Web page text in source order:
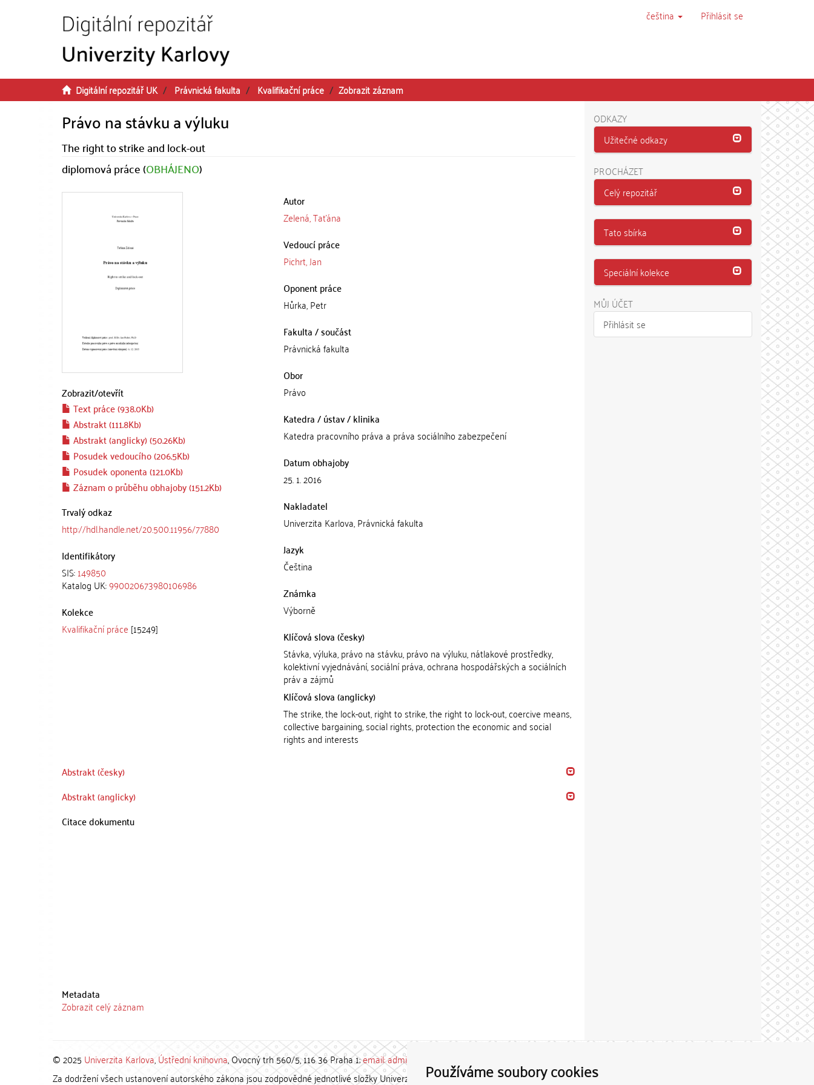
Používáme soubory cookies
čeština Přihlásit se
Digitální repozitář UK Právnická fakulta Kvalifikační práce Zobrazit záznam
Právo na stávku a výluku
The right to strike and lock-out
diplomová práce (OBHÁJENO)
Zobrazit/otevřít
Text práce (938.0Kb)
Abstrakt (111.8Kb)
Abstrakt (anglicky) (50.26Kb)
Posudek vedoucího (206.5Kb)
Posudek oponenta (121.0Kb)
Záznam o průběhu obhajoby (151.2Kb)
Trvalý odkaz
http://hdl.handle.net/20.500.11956/77880
Identifikátory
SIS:149850
Katalog UK:990020673980106986
Kolekce
Kvalifikační práce [15249]
Autor
Zelená, Taťána
Vedoucí práce
Pichrt, Jan
Oponent práce
Hůrka, Petr
Fakulta / součást
Právnická fakulta
Obor
Právo
Katedra / ústav / klinika
Katedra pracovního práva a práva sociálního zabezpečení
Datum obhajoby
25. 1. 2016
Nakladatel
Univerzita Karlova, Právnická fakulta
Jazyk
Čeština
Známka
Výborně
Klíčová slova (česky)
Stávka, výluka, právo na stávku, právo na výluku, nátlakové prostředky,
kolektivní vyjednávání, sociální práva, ochrana hospodářských a sociálních
práv a zájmů
Klíčová slova (anglicky)
The strike, the lock-out, right to strike, the right to lock-out, coercive means,
collective bargaining, social rights, protection the economic and social
rights and interests
Abstrakt (česky)
Abstrakt (anglicky)
Citace dokumentu
Metadata
Zobrazit celý záznam
ODKAZY
Užitečné odkazy
PROCHÁZET
Celý repozitář
Tato sbírka
Speciální kolekce
MŮJ ÚČET
Přihlásit se
© 2025 Univerzita Karlova,Ústřední knihovna, Ovocný trh 560/5, 116 36 Praha 1;email: admin-repozitar [at] cuni.cz
Za dodržení všech ustanovení autorského zákona jsou zodpovědné jednotlivé složky Univerzity Karlovy. / Each constituent